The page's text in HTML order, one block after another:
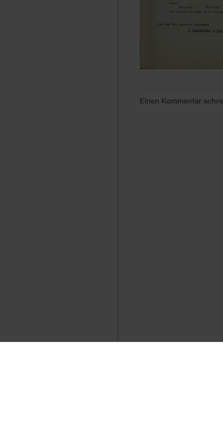
Einen Kommentar